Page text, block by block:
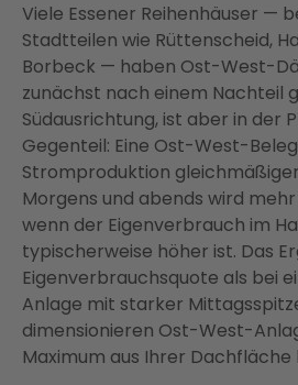
Viele Essener Reihenhäuser —
Stadtteilen wie Rüttenscheid,
Borbeck — haben Ost-West-
zunächst nach einem Nachteil
Südausrichtung, ist aber in der
Gegenteil: Eine Ost-West-
Stromproduktion
Morgens und abends wird
wenn der Eigenverbrauch im
typischerweise höher ist. Das
Eigenverbrauchsquote als bei
Anlage mit starker
dimensionieren Ost-West-
Maximum aus Ihrer Dachfläche